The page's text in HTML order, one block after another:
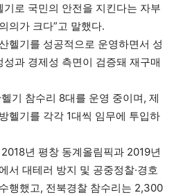
로 국민의 안전을 지킨다는 자부
의가 크다”고 말했다.
헬기를 성공적으로 운영하면서 성
과 경제성 측면이 검증돼 재구매
기 참수리 8대를 운영 중이며, 제
헬기를 각각 1대씩 임무에 투입하
년 평창 동계올림픽과 2019년
서 대테러 방지 및 공중정찰·경호
행했고, 전북경찰 참수리는 2,300